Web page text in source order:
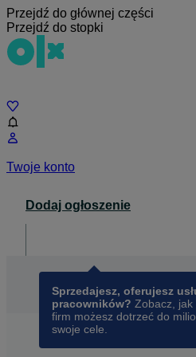
Przejdź do głównej części
Przejdź do stopki
Twoje konto
Dodaj ogłoszenie
Sprzedajesz, oferujesz
pracowników? Zobacz,
firm możesz dotrzeć do
swoje cele.